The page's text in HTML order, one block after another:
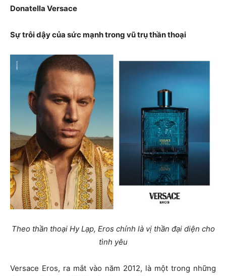
Donatella Versace
Sự trỗi dậy của sức mạnh trong vũ trụ thần thoại
Theo thần thoại Hy Lạp, Eros chính là vị thần đại diện cho
tình yêu
Versace Eros, ra mắt vào năm 2012, là một trong những